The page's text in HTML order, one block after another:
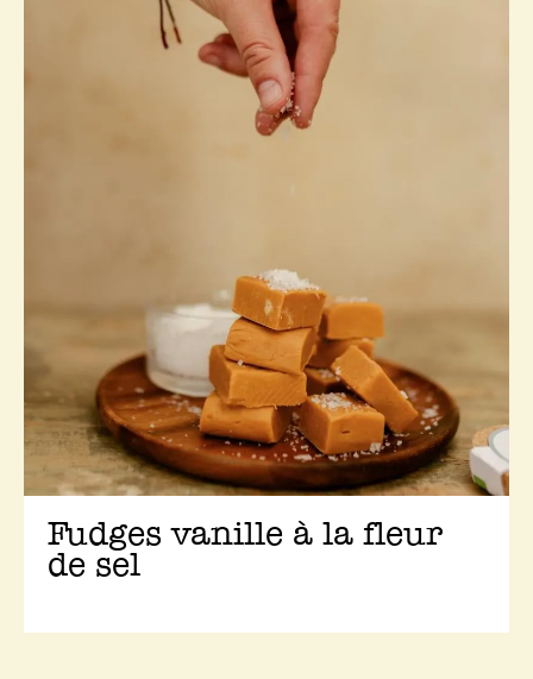
Fudges vanille à la fleur
de sel